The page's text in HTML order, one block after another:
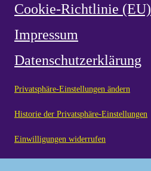
Cookie-Richtlinie (EU)
Impressum
Datenschutzerklärung
Privatsphäre-Einstellungen ändern
Historie der Privatsphäre-Einstellungen
Einwilligungen widerrufen